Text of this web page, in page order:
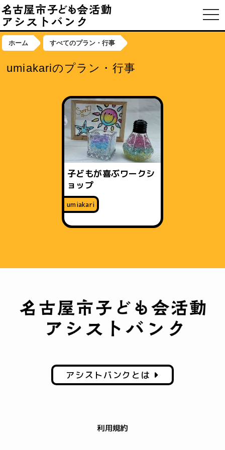
ホーム すべてのプラン・行事
umiakariのプラン・行事
子どもが喜ぶワークシ
ョップ
umiakari
アシストバンクとは
利用規約